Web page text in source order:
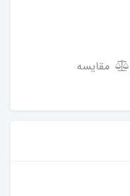
مقایسه